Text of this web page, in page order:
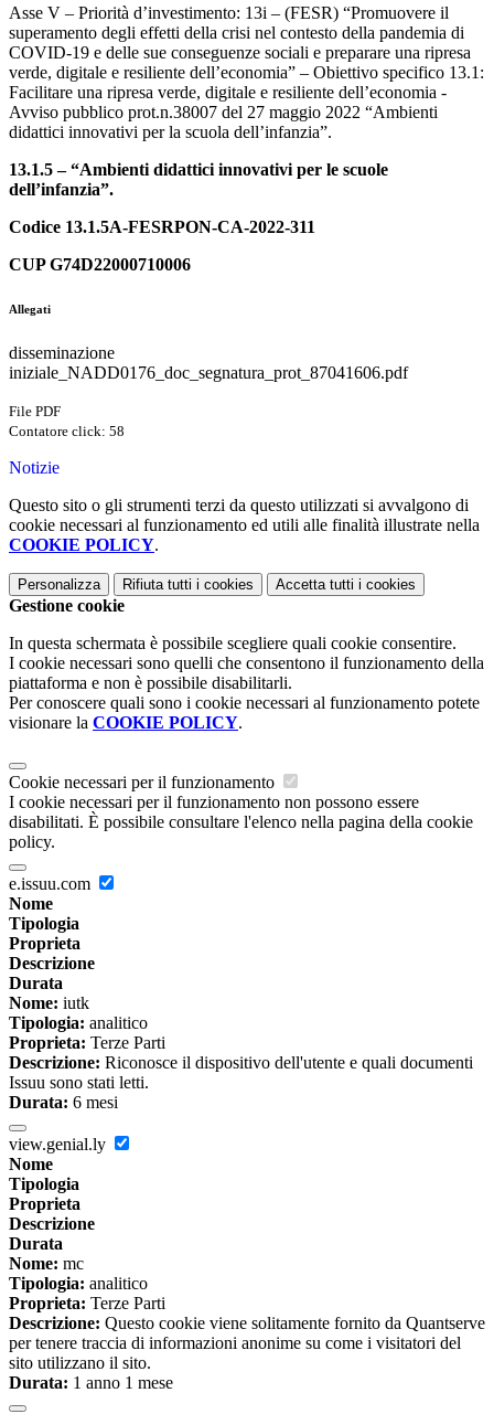
Asse V – Priorità d’investimento: 13i – (FESR) “Promuovere il
superamento degli effetti della crisi nel contesto della pandemia di
COVID-19 e delle sue conseguenze sociali e preparare una ripresa
verde, digitale e resiliente dell’economia” – Obiettivo specifico 13.1:
Facilitare una ripresa verde, digitale e resiliente dell’economia -
Avviso pubblico prot.n.38007 del 27 maggio 2022 “Ambienti
didattici innovativi per la scuola dell’infanzia”.
13.1.5 – “Ambienti didattici innovativi per le scuole
dell’infanzia”.
Codice 13.1.5A-FESRPON-CA-2022-311
CUP G74D22000710006
Allegati
disseminazione
iniziale_NADD0176_doc_segnatura_prot_87041606.pdf
File PDF
Contatore click: 58
Notizie
Questo sito o gli strumenti terzi da questo utilizzati si avvalgono di
cookie necessari al funzionamento ed utili alle finalità illustrate nella
COOKIE POLICY.
Personalizza Rifiuta tutti i cookies Accetta tutti i cookies
Gestione cookie
In questa schermata è possibile scegliere quali cookie consentire.
I cookie necessari sono quelli che consentono il funzionamento della
piattaforma e non è possibile disabilitarli.
Per conoscere quali sono i cookie necessari al funzionamento potete
visionare la COOKIE POLICY.
Cookie necessari per il funzionamento
I cookie necessari per il funzionamento non possono essere
disabilitati. È possibile consultare l'elenco nella pagina della cookie
policy.
e.issuu.com
Nome
Tipologia
Proprieta
Descrizione
Durata
Nome: iutk
Tipologia: analitico
Proprieta: Terze Parti
Descrizione: Riconosce il dispositivo dell'utente e quali documenti
Issuu sono stati letti.
Durata: 6 mesi
view.genial.ly
Nome
Tipologia
Proprieta
Descrizione
Durata
Nome: mc
Tipologia: analitico
Proprieta: Terze Parti
Descrizione: Questo cookie viene solitamente fornito da Quantserve
per tenere traccia di informazioni anonime su come i visitatori del
sito utilizzano il sito.
Durata: 1 anno 1 mese